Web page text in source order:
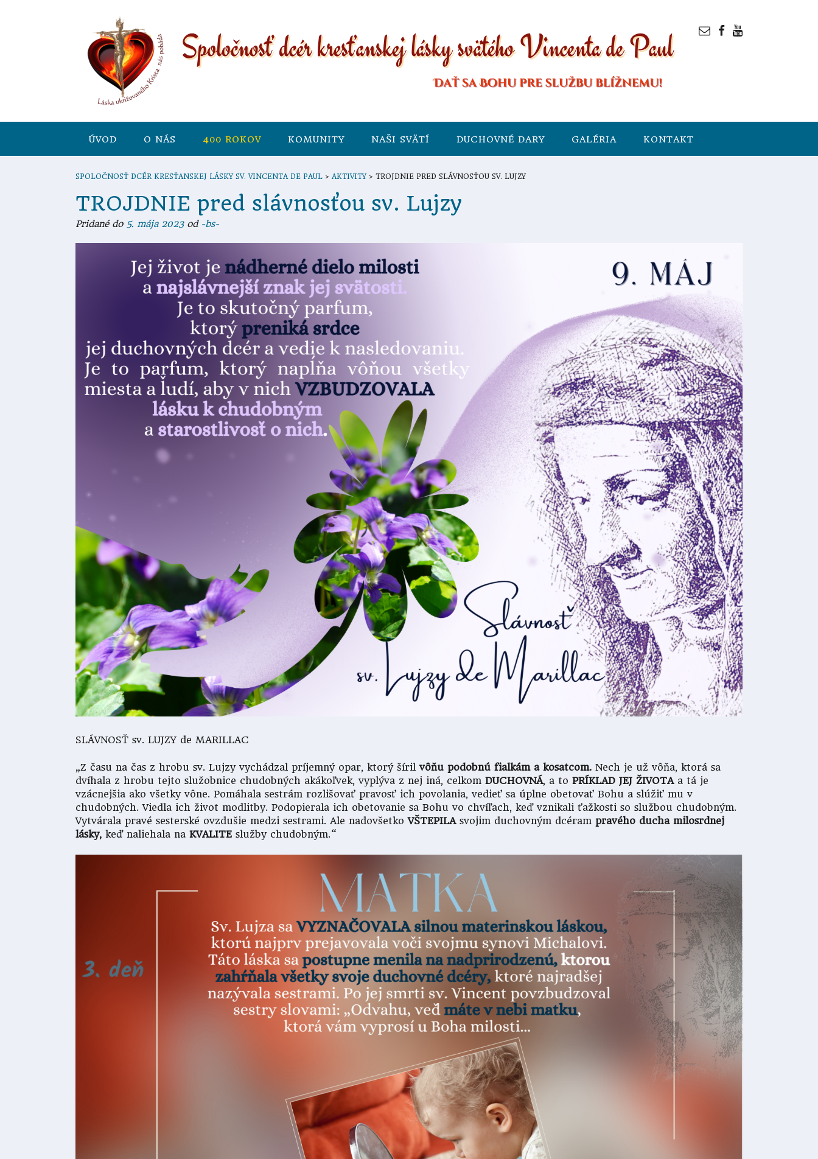
ÚVOD O NÁS 400 ROKOV KOMUNITY NAŠI SVÄTÍ DUCHOVNÉ DARY GALÉRIA KONTAKT
SPOLOČNOSŤ DCÉR KRESŤANSKEJ LÁSKY SV. VINCENTA DE PAUL > AKTIVITY> TROJDNIE PRED SLÁVNOSŤOU SV. LUJZY
TROJDNIE pred slávnosťou sv. Lujzy
Pridané do 5. mája 2023od -bs-
SLÁVNOSŤ sv. LUJZY de MARILLAC
„Z času na čas z hrobu sv. Lujzy vychádzal príjemný opar, ktorý šíril vôňu podobnú fialkám a kosatcom. Nech je už vôňa, ktorá sa
dvíhala z hrobu tejto služobnice chudobných akákoľvek, vyplýva z nej iná, celkom DUCHOVNÁ, a to PRÍKLAD JEJ ŽIVOTAa tá je
vzácnejšia ako všetky vône. Pomáhala sestrám rozlišovať pravosť ich povolania, vedieť sa úplne obetovať Bohu a slúžiť mu v
chudobných. Viedla ich život modlitby. Podopierala ich obetovanie sa Bohu vo chvíľach, keď vznikali ťažkosti so službou chudobným.
Vytvárala pravé sesterské ovzdušie medzi sestrami. Ale nadovšetkoVŠTEPILA svojim duchovným dcéram pravého ducha milosrdnej
lásky, keď naliehala na KVALITE služby chudobným.“